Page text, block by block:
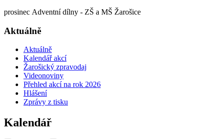
prosinec Adventní dílny - ZŠ a MŠ Žarošice
Aktuálně
Aktuálně
Kalendář akcí
Žarošický zpravodaj
Videonoviny
Přehled akcí na rok 2026
Hlášení
Zprávy z tisku
Kalendář